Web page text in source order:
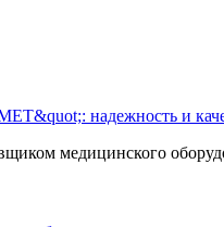
медицинского